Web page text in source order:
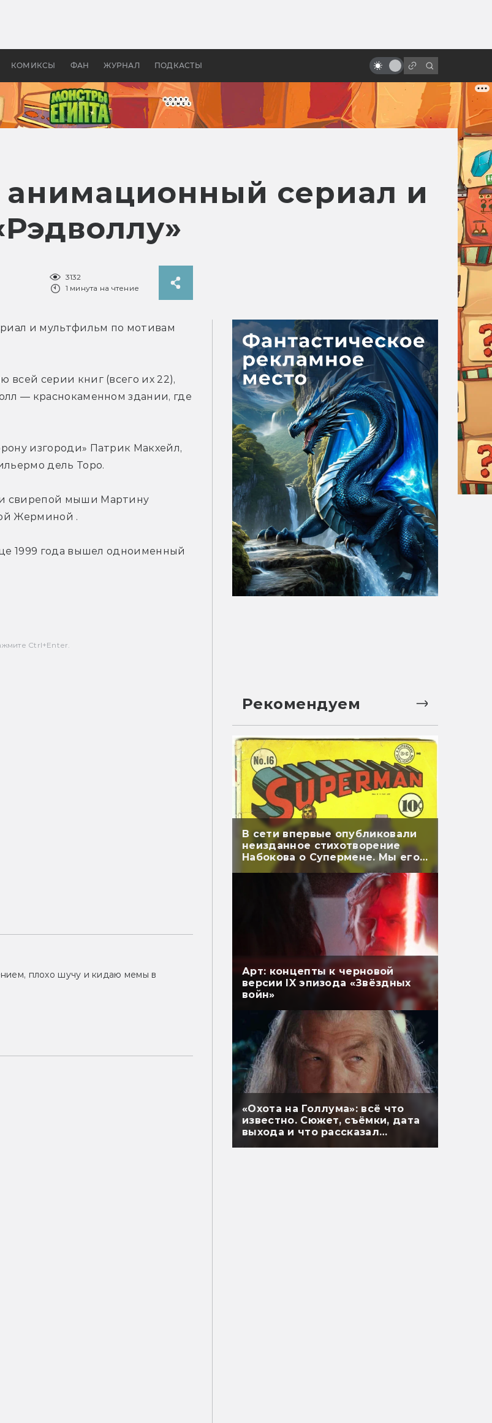
КОМИКСЫ ФАН ЖУРНАЛ ПОДКАСТЫ
Древней Грецией
фантастические фильмы
сериал и
3132
1 минута на чтение
и мультфильм по мотивам
всей серии книг (всего их 22),
— краснокаменном здании, где
изгороди» Патрик Макхейл,
дель Торо.
свирепой мыши Мартину
Жерминой .
1999 года вышел одноименный
Ctrl+Enter.
плохо шучу и кидаю мемы в
Рекомендуем
В сети впервые опубликовали
неизданное стихотворение
Набокова о Супермене. Мы его
перевели
Арт: концепты к черновой
версии IX эпизода «Звёздных
войн»
«Охота на Голлума»: всё что
известно. Сюжет, съёмки, дата
выхода и что рассказал